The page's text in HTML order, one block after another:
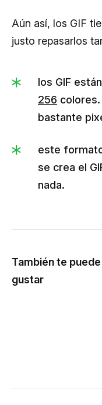
Aún así, los GIF
justo repasarlos
los GIF
256
bastante
este
se crea el
nada.
También te puede
gustar